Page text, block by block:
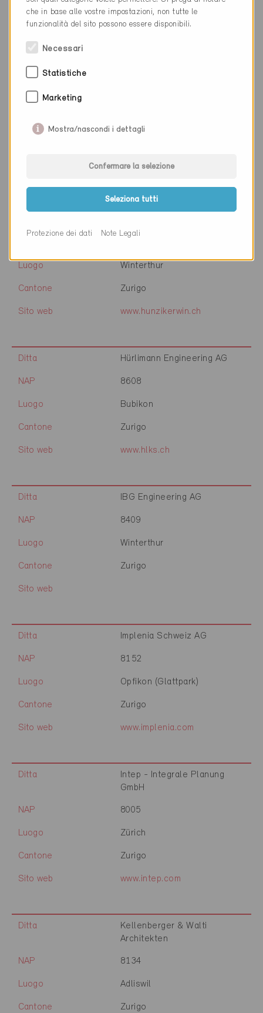
Cantone Zurigo
Ditta
NAP
Luogo Wetzikon
Luogo Winterthur
Cantone Zurigo
Sito web www.hunzikerwin.ch
Ditta Hürlimann Engineering AG
NAP 8608
Luogo Bubikon
Cantone Zurigo
Sito web www.hlks.ch
Ditta IBG Engineering AG
NAP 8409
Luogo Winterthur
Cantone Zurigo
Sito web
Ditta Implenia Schweiz AG
NAP 8152
Luogo Opfikon (Glattpark)
Cantone Zurigo
Sito web www.implenia.com
Ditta
Intep - Integrale Planung
GmbH
NAP 8005
Luogo Zürich
Cantone Zurigo
Sito web www.intep.com
Ditta
Kellenberger & Walti
Architekten
NAP 8134
Luogo Adliswil
Cantone Zurigo
che in base alle vostre impostazioni, non tutte le
funzionalità del sito possono essere disponibili.
Necessari
Statistiche
Marketing
Mostra/nascondi i dettagli
Confermare la selezione
Seleziona tutti
Protezione dei dati Note Legali